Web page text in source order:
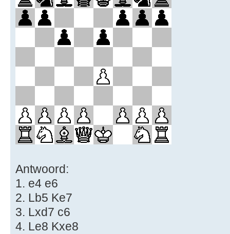
Antwoord:
1. e4 e6
2. Lb5 Ke7
3. Lxd7 c6
4. Le8 Kxe8